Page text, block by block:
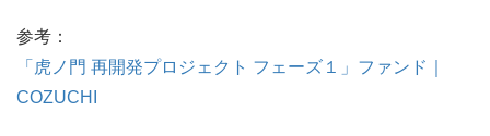
参考：
「虎ノ門 再開発プロジェクト フェーズ１」ファンド｜
COZUCHI